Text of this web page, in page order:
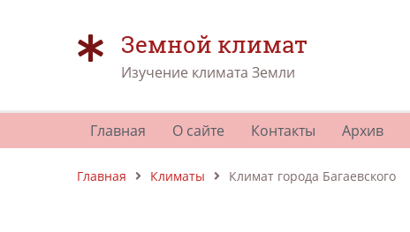
Земной климат
Изучение климата Земли
Главная О сайте Контакты Архив
Главная Климаты Климат города Багаевского